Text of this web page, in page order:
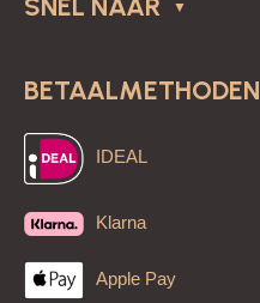
BETAALMETHODEN
IDEAL
Klarna
Apple Pay